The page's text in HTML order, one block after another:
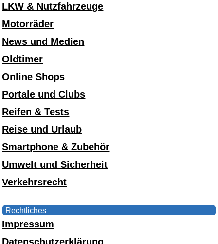
LKW & Nutzfahrzeuge
Motorräder
News und Medien
Oldtimer
Online Shops
Portale und Clubs
Reifen & Tests
Reise und Urlaub
Smartphone & Zubehör
Umwelt und Sicherheit
Verkehrsrecht
Rechtliches
Impressum
Datenschutzerklärung